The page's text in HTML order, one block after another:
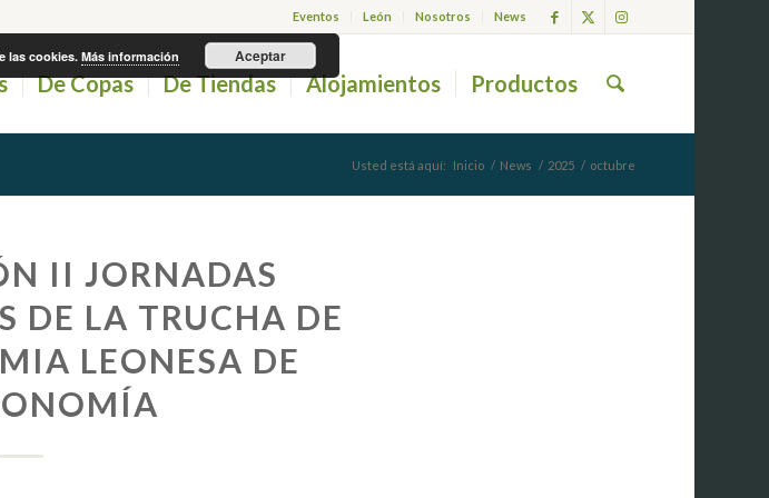
Eventos León Nosotros News
De Copas De Tiendas Alojamientos Productos
Usted está aquí: Inicio / News / 2025 / octubre
II JORNADAS
DE LA TRUCHA DE
LEONESA DE
las cookies. Más información Aceptar